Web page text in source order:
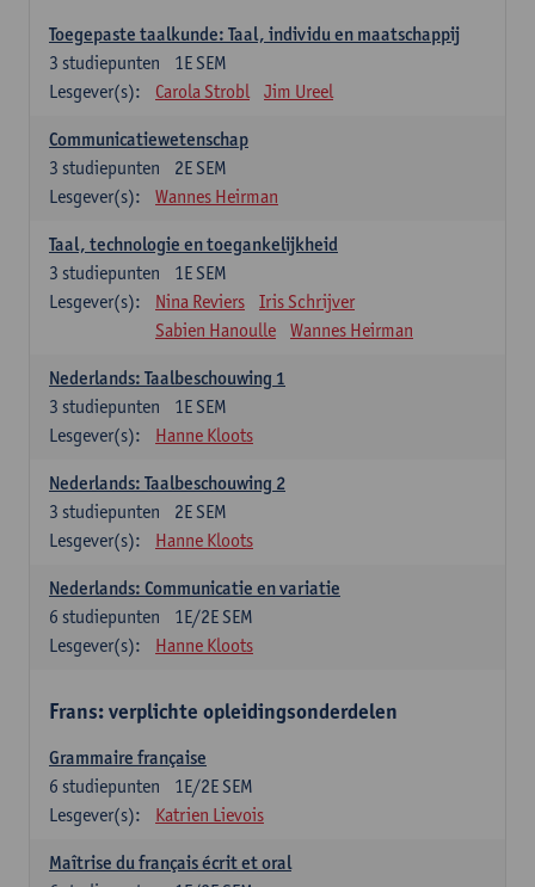
Toegepaste taalkunde: Taal, individu en maatschappij
1E SEM
3 studiepunten
Lesgever(s):
Carola Strobl Jim Ureel
Communicatiewetenschap
2E SEM
3 studiepunten
Lesgever(s):
Wannes Heirman
Taal, technologie en toegankelijkheid
1E SEM
3 studiepunten
Lesgever(s):
Nina Reviers
Iris Schrijver
Sabien Hanoulle
Wannes Heirman
Nederlands: Taalbeschouwing 1
1E SEM
3 studiepunten
Lesgever(s):
Hanne Kloots
Nederlands: Taalbeschouwing 2
2E SEM
3 studiepunten
Lesgever(s):
Hanne Kloots
Nederlands: Communicatie en variatie
1E/2E SEM
6 studiepunten
Lesgever(s):
Hanne Kloots
Frans: verplichte opleidingsonderdelen
Grammaire française
1E/2E SEM
6 studiepunten
Lesgever(s):
Katrien Lievois
Maîtrise du français écrit et oral